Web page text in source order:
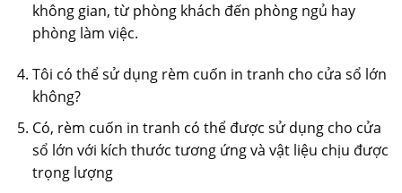
không gian, từ phòng khách đến phòng ngủ hay
phòng làm việc.
Tôi có thể sử dụng rèm cuốn in tranh cho cửa sổ lớn
không?
Có, rèm cuốn in tranh có thể được sử dụng cho cửa
sổ lớn với kích thước tương ứng và vật liệu chịu được
trọng lượng